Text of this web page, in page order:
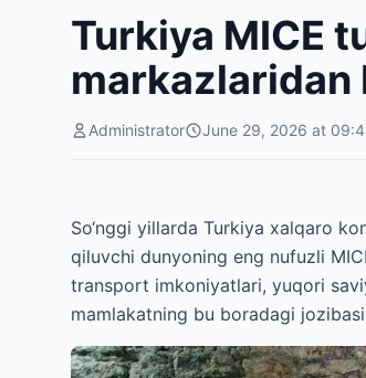
Turkiya MICE
markazlaridan
Administrator June 29, 2026 at
So‘nggi yillarda Turkiya xalqaro
qiluvchi dunyoning eng nufuzli
transport imkoniyatlari, yuqori
mamlakatning bu boradagi